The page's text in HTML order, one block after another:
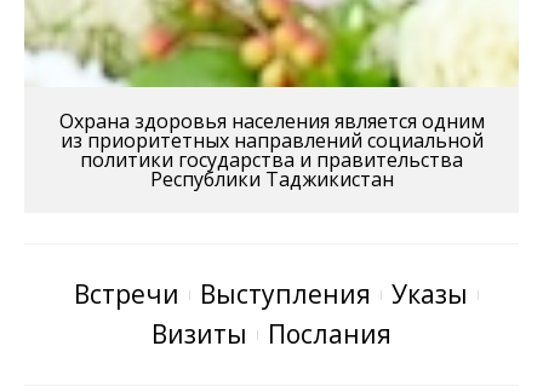
Охрана здоровья населения является одним
из приоритетных направлений социальной
политики государства и правительства
Республики Таджикистан
Встречи Выступления
Указы
Визиты
Послания